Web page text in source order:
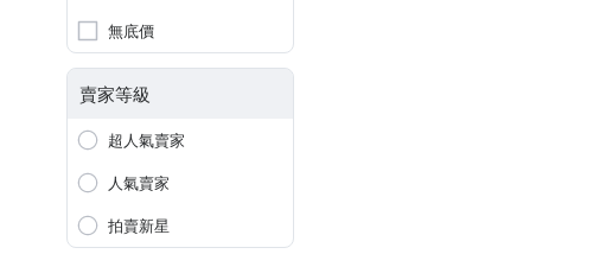
無底價
賣家等級
超人氣賣家
人氣賣家
拍賣新星